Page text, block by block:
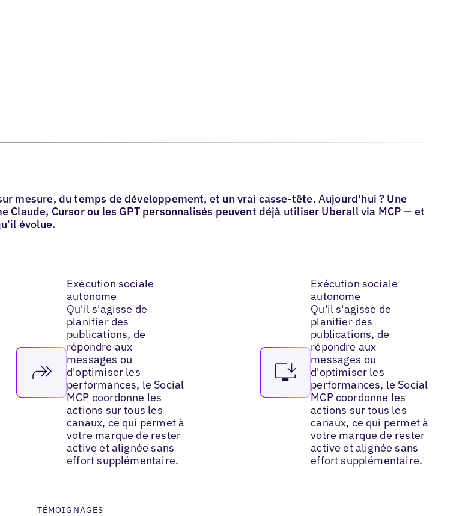
mesure, du temps de développement, et un vrai casse-tête. Aujourd'hui ? Une
Cursor ou les GPT personnalisés peuvent déjà utiliser Uberall via MCP — et
évolue.
Exécution sociale
autonome
Qu'il s'agisse de
planifier des
publications, de
répondre aux
messages ou
d'optimiser les
performances, le Social
MCP coordonne les
actions sur tous les
canaux, ce qui permet à
votre marque de rester
active et alignée sans
effort supplémentaire.
Exécution sociale
autonome
Qu'il s'agisse de
planifier des
publications, de
répondre aux
messages ou
d'optimiser les
performances, le Social
MCP coordonne les
actions sur tous les
canaux, ce qui permet à
votre marque de rester
active et alignée sans
effort supplémentaire.
TÉMOIGNAGES